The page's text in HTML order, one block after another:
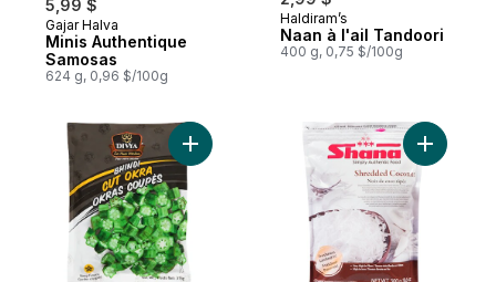
5,99 $
Préparé au Canada
Gajar Halva
Minis Authentique
Samosas
624 g, 0,96 $/100g
Haldiram’s
Naan à l'ail Tandoori
400 g, 0,75 $/100g
Ajouter Bhindi Okras Coupés au panier
Ajouter